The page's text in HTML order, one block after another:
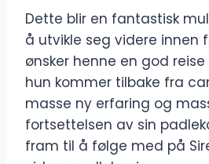
Dette blir en fantastisk
å utvikle seg videre innen
ønsker henne en god
hun kommer tilbake fra
masse ny erfaring og
fortsettelsen av sin
fram til å følge med på